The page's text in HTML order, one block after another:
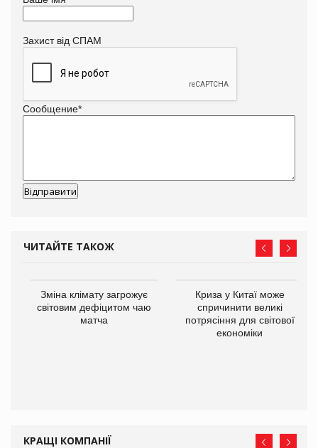
Захист від СПАМ
Сообщение*
ЧИТАЙТЕ ТАКОЖ
Зміна клімату загрожує
світовим дефіцитом чаю
матча
Криза у Китаї може
спричинити великі
потрясіння для світової
економіки
КРАЩІ КОМПАНІЇ